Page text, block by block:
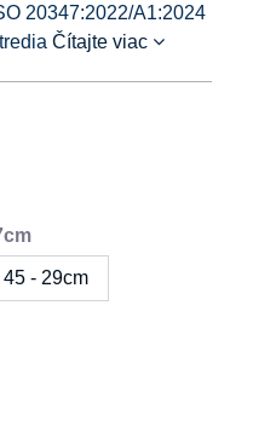
20347:2022/A1:2024
Čítajte viac
45 - 29cm